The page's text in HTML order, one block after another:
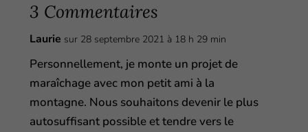
3 Commentaires
Laurie sur 28 septembre 2021 à 18 h 29 min
Personnellement, je monte un projet de
maraîchage avec mon petit ami à la
montagne. Nous souhaitons devenir le plus
autosuffisant possible et tendre vers le